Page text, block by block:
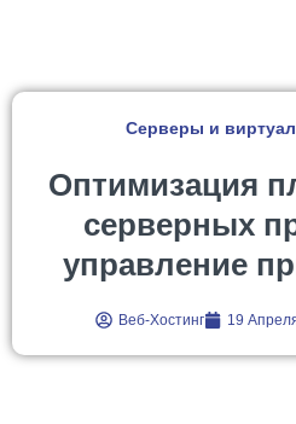
Серверы и
Оптимизация
серверных
управление
Веб-Хостинг 19